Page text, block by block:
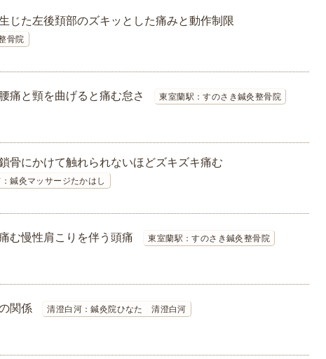
じた左後頚部のズキッとした痛みと動作制限
骨院
痛と頸を曲げると痛む怠さ 東室蘭駅：すのさき鍼灸整骨院
骨にかけて触れられないほどズキズキ痛む
鍼灸マッサージたかはし
む慢性肩こりを伴う頭痛 東室蘭駅：すのさき鍼灸整骨院
関係 清澄白河：鍼灸院ひなた 清澄白河